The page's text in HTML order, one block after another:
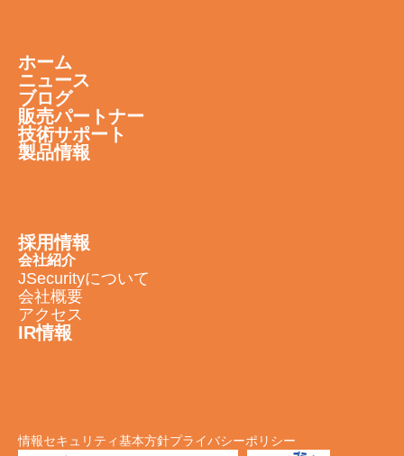
ホーム
ニュース
ブログ
販売パートナー
技術サポート
製品情報
採用情報
会社紹介
JSecurityについて
会社概要
アクセス
IR情報
情報セキュリティ基本方針プライバシーポリシー